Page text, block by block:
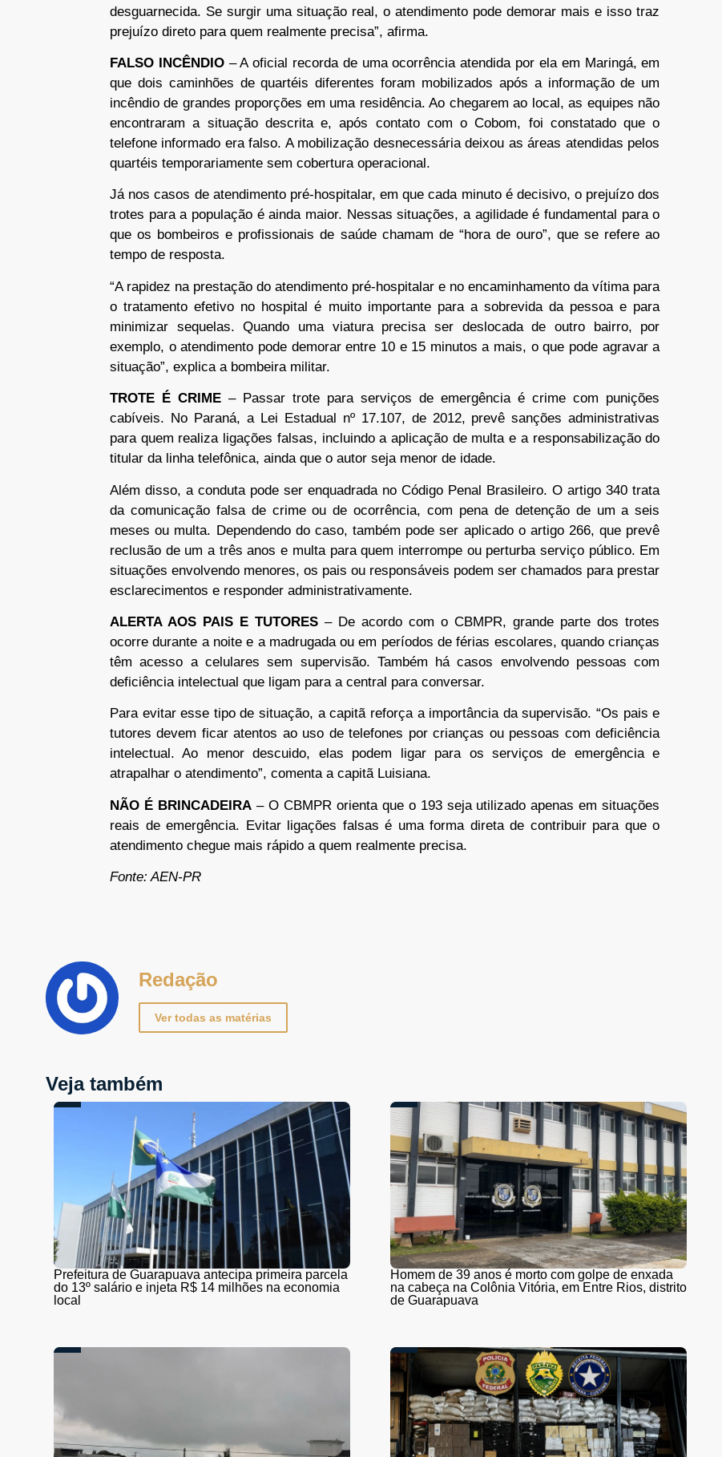
desguarnecida. Se surgir uma situação real, o atendimento pode demorar mais e isso traz
prejuízo direto para quem realmente precisa”, afirma.
FALSO INCÊNDIO– A oficial recorda de uma ocorrência atendida por ela em Maringá, em
que dois caminhões de quartéis diferentes foram mobilizados após a informação de um
incêndio de grandes proporções em uma residência. Ao chegarem ao local, as equipes não
encontraram a situação descrita e, após contato com o Cobom, foi constatado que o
telefone informado era falso. A mobilização desnecessária deixou as áreas atendidas pelos
quartéis temporariamente sem cobertura operacional.
Já nos casos de atendimento pré-hospitalar, em que cada minuto é decisivo, o prejuízo dos
trotes para a população é ainda maior. Nessas situações, a agilidade é fundamental para o
que os bombeiros e profissionais de saúde chamam de “hora de ouro”, que se refere ao
tempo de resposta.
“A rapidez na prestação do atendimento pré-hospitalar e no encaminhamento da vítima para
o tratamento efetivo no hospital é muito importante para a sobrevida da pessoa e para
minimizar sequelas. Quando uma viatura precisa ser deslocada de outro bairro, por
exemplo, o atendimento pode demorar entre 10 e 15 minutos a mais, o que pode agravar a
situação”, explica a bombeira militar.
TROTE É CRIME– Passar trote para serviços de emergência é crime com punições
cabíveis. No Paraná, a Lei Estadual nº 17.107, de 2012, prevê sanções administrativas
para quem realiza ligações falsas, incluindo a aplicação de multa e a responsabilização do
titular da linha telefônica, ainda que o autor seja menor de idade.
Além disso, a conduta pode ser enquadrada no Código Penal Brasileiro. O artigo 340 trata
da comunicação falsa de crime ou de ocorrência, com pena de detenção de um a seis
meses ou multa. Dependendo do caso, também pode ser aplicado o artigo 266, que prevê
reclusão de um a três anos e multa para quem interrompe ou perturba serviço público. Em
situações envolvendo menores, os pais ou responsáveis podem ser chamados para prestar
esclarecimentos e responder administrativamente.
ALERTA AOS PAIS E TUTORES– De acordo com o CBMPR, grande parte dos trotes
ocorre durante a noite e a madrugada ou em períodos de férias escolares, quando crianças
têm acesso a celulares sem supervisão. Também há casos envolvendo pessoas com
deficiência intelectual que ligam para a central para conversar.
Para evitar esse tipo de situação, a capitã reforça a importância da supervisão. “Os pais e
tutores devem ficar atentos ao uso de telefones por crianças ou pessoas com deficiência
intelectual. Ao menor descuido, elas podem ligar para os serviços de emergência e
atrapalhar o atendimento”, comenta a capitã Luisiana.
NÃO É BRINCADEIRA – O CBMPR orienta que o 193 seja utilizado apenas em situações
reais de emergência. Evitar ligações falsas é uma forma direta de contribuir para que o
atendimento chegue mais rápido a quem realmente precisa.
Fonte: AEN-PR
Redação
Ver todas as matérias
Veja também
Prefeitura de Guarapuava antecipa primeira parcela
do 13º salário e injeta R$ 14 milhões na economia
local
Homem de 39 anos é morto com golpe de enxada
na cabeça na Colônia Vitória, em Entre Rios, distrito
de Guarapuava